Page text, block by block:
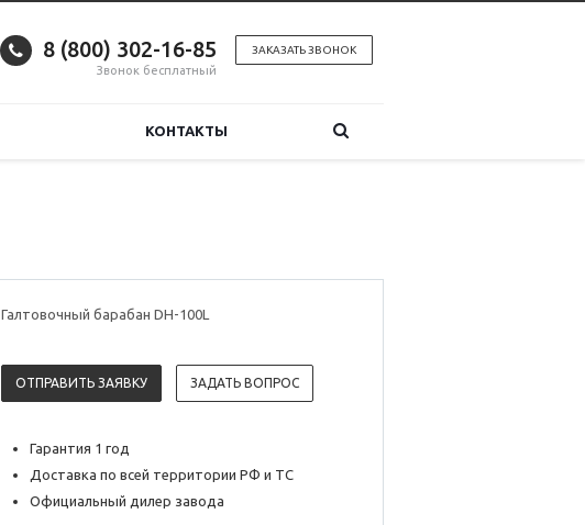
ЗАКАЗАТЬ ЗВОНОК
8 (800) 302-16-85
Звонок бесплатный
КОНТАКТЫ
Галтовочный барабан DH-100L
ОТПРАВИТЬ ЗАЯВКУ ЗАДАТЬ ВОПРОС
Гарантия 1 год
Доставка по всей территории РФ и ТС
Официальный дилер завода